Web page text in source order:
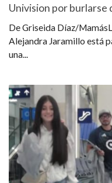
Univision por
De Griseida Díaz/
Alejandra Jaramillo está
una...